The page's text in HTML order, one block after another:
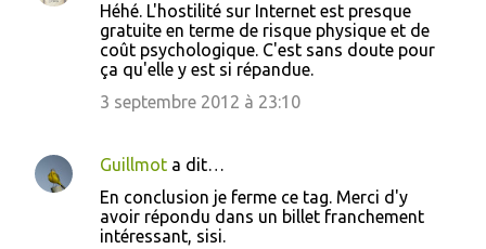
Héhé. L'hostilité sur Internet est presque
gratuite en terme de risque physique et de
coût psychologique. C'est sans doute pour
ça qu'elle y est si répandue.
3 septembre 2012 à 23:10
Guillmot a dit…
En conclusion je ferme ce tag. Merci d'y
avoir répondu dans un billet franchement
intéressant, sisi.